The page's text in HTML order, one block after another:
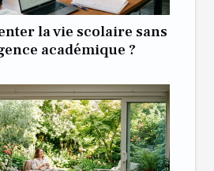
la vie scolaire sans
académique ?